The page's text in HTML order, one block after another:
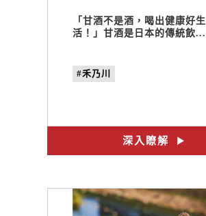
「甘酒不是酒，喝出健康好生
活！」甘酒是日本的傳統飲...
#禾乃川
深入瞭解